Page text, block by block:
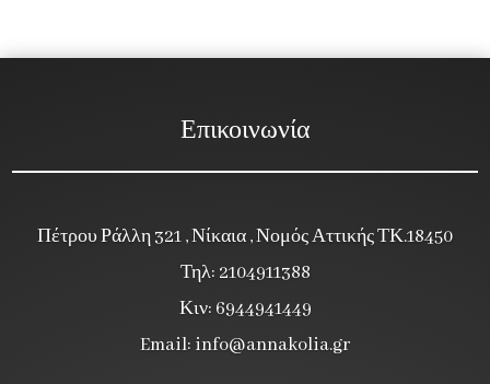
Επικοινωνία
Πέτρου Ράλλη 321 , Νίκαια , Νομός Αττικής ΤΚ.18450
Τηλ: 2104911388
Κιν: 6944941449
Email: info@annakolia.gr